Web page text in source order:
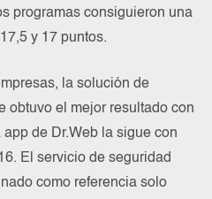
programas consiguieron una
y 17 puntos.
la solución de
obtuvo el mejor resultado con
de Dr.Web la sigue con
El servicio de seguridad
como referencia solo